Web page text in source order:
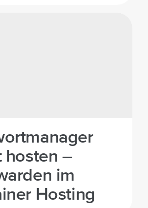
hosten –
im
Hosting